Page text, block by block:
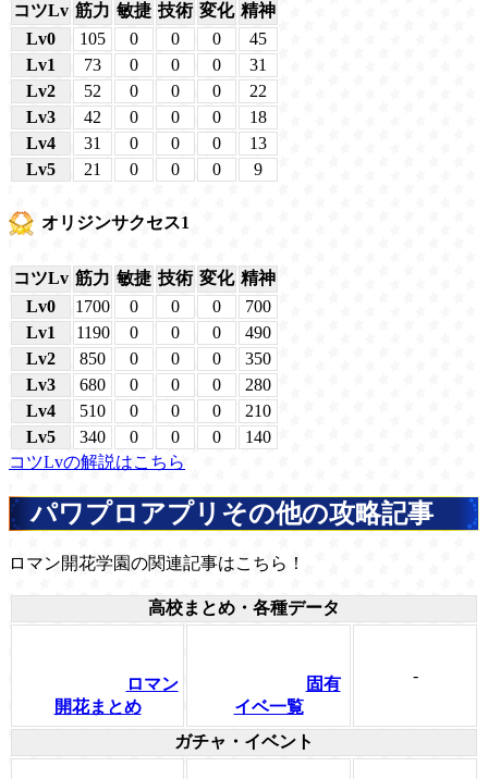
コツLv 筋力 敏捷 技術 変化 精神
Lv0
105 0 0 0
45
Lv1
73 0 0 0
31
Lv2
52 0 0 0
22
Lv3
42 0 0 0
18
Lv4
31 0 0 0
13
Lv5
21 0 0 0 9
オリジンサクセス1
コツLv 筋力 敏捷 技術 変化 精神
Lv0
1700 0 0 0
700
Lv1
1190 0 0 0
490
Lv2
850 0 0 0
350
Lv3
680 0 0 0
280
Lv4
510 0 0 0
210
Lv5
340 0 0 0
140
コツLvの解説はこちら
パワプロアプリその他の攻略記事
ロマン開花学園の関連記事はこちら！
高校まとめ・各種データ
ロマン
開花まとめ
固有
イベ一覧
-
ガチャ・イベント